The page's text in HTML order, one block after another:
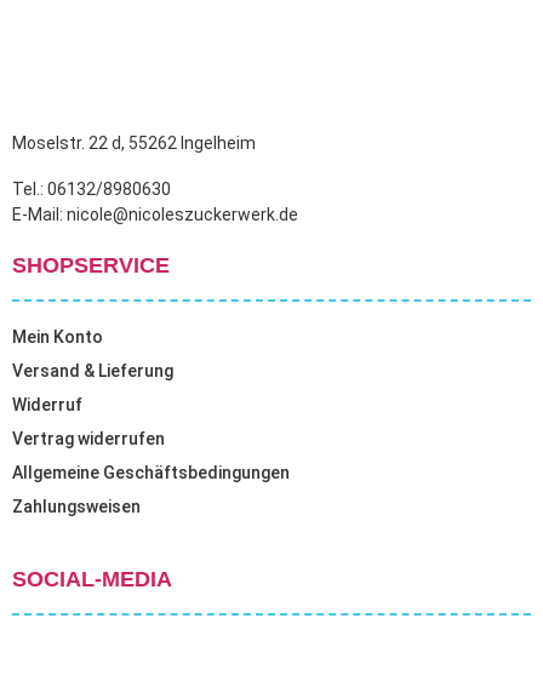
Moselstr. 22 d, 55262 Ingelheim
Tel.: 06132/8980630
E-Mail: nicole@nicoleszuckerwerk.de
SHOPSERVICE
Mein Konto
Versand & Lieferung
Widerruf
Vertrag widerrufen
Allgemeine Geschäftsbedingungen
Zahlungsweisen
SOCIAL-MEDIA